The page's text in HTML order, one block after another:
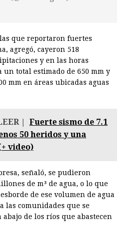
que reportaron fuertes
agregó, cayeron 518
y en las horas
un total estimado de 650 mm y
mm en áreas ubicadas aguas
|
Fuerte sismo de 7.1
50 heridos y una
video)
señaló, se pudieron
de m³ de agua, o lo que
de ese volumen de agua
las comunidades que se
de los ríos que abastecen